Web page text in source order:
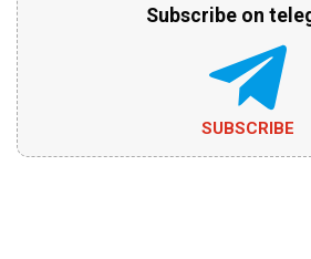
Subscribe on
SUBSCRIBE